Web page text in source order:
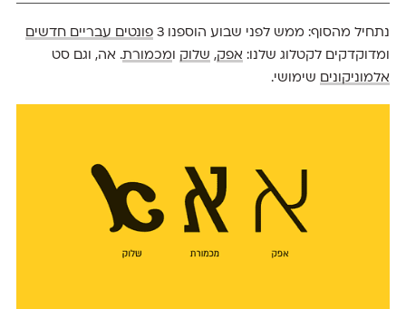
נתחיל מהסוף: ממש לפני שבוע הוספנו 3
פונטים עבריים חדשים
ומדוקדקים לקטלוג שלנו: אפק, שלוק מכמורת. אה, וגם סט
אלמוניקונים שימושי.